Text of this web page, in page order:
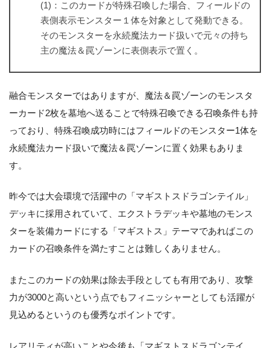
(1)：このカードが特殊召喚した場合、フィールドの
表側表示モンスター１体を対象として発動できる。
そのモンスターを永続魔法カード扱いで元々の持ち
主の魔法＆罠ゾーンに表側表示で置く。
融合モンスターではありますが、魔法＆罠ゾーンのモンスタ
ーカード2枚を墓地へ送ることで特殊召喚できる召喚条件も持
っており、特殊召喚成功時にはフィールドのモンスター1体を
永続魔法カード扱いで魔法＆罠ゾーンに置く効果もありま
す。
昨今では大会環境で活躍中の「マギストスドラゴンテイル」
デッキに採用されていて、エクストラデッキや墓地のモンス
ターを装備カードにする「マギストス」テーマであればこの
カードの召喚条件を満たすことは難しくありません。
またこのカードの効果は除去手段としても有用であり、攻撃
力が3000と高いという点でもフィニッシャーとしても活躍が
見込めるというのも優秀なポイントです。
レアリティが高いことや今後も「マギストスドラゴンテイ